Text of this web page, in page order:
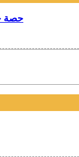
حصة